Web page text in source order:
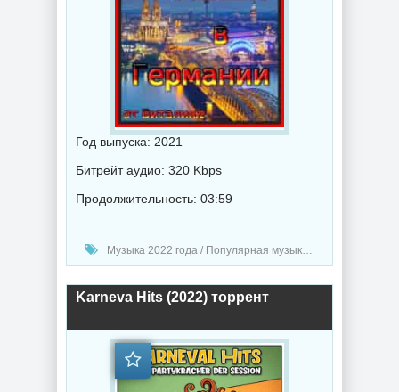
Год выпуска: 2021
Битрейт аудио: 320 Kbps
Продолжительность: 03:59
Музыка 2022 года / Популярная музыка / Диско музыка / Поп музыка / Музыка VA / От Виталия 72
Karneva Hits (2022) торрент